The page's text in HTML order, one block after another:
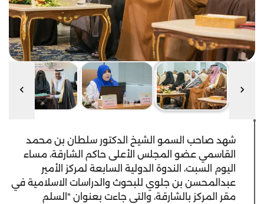
شهد صاحب السمو الشيخ الدكتور سلطان بن محمد
القاسمي عضو المجلس الأعلى حاكم الشارقة، مساء
اليوم السبت، الندوة الدولية السابعة لمركز الأمير
عبدالمحسن بن جلوي للبحوث والدراسات الاسلامية في
مقر المركز بالشارقة، والتي جاءت بعنوان "السلم